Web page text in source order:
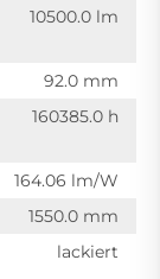
10500.0 lm
92.0 mm
160385.0 h
164.06 lm/W
1550.0 mm
lackiert